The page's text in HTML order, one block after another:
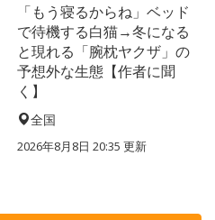
「もう寝るからね」ベッド
で待機する白猫→冬になる
と現れる「腕枕ヤクザ」の
予想外な生態【作者に聞
く】
全国
2026年8月8日 20:35 更新